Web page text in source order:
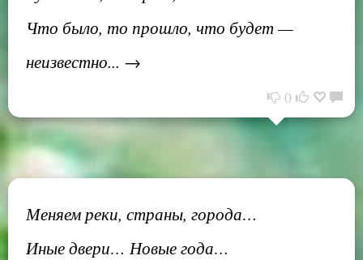
Что было, то прошло, что будет —
неизвестно... →
0
Меняем реки, страны, города…
Иные двери… Новые года…